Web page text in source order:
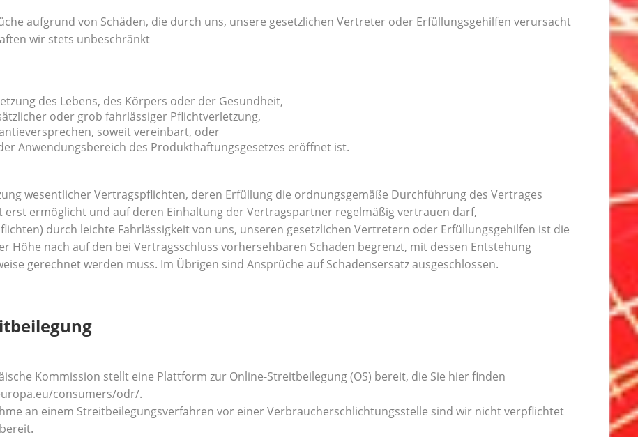
aufgrund von Schäden, die durch uns, unsere gesetzlichen Vertreter oder Erfüllungsgehilfen verursacht
wir stets unbeschränkt
des Lebens, des Körpers oder der Gesundheit,
oder grob fahrlässiger Pflichtverletzung,
soweit vereinbart, oder
Anwendungsbereich des Produkthaftungsgesetzes eröffnet ist.
wesentlicher Vertragspflichten, deren Erfüllung die ordnungsgemäße Durchführung des Vertrages
erst ermöglicht und auf deren Einhaltung der Vertragspartner regelmäßig vertrauen darf,
durch leichte Fahrlässigkeit von uns, unseren gesetzlichen Vertretern oder Erfüllungsgehilfen ist die
Höhe nach auf den bei Vertragsschluss vorhersehbaren Schaden begrenzt, mit dessen Entstehung
gerechnet werden muss. Im Übrigen sind Ansprüche auf Schadensersatz ausgeschlossen.
Kommission stellt eine Plattform zur Online-Streitbeilegung (OS) bereit, die Sie hier finden
consumers/odr/.
an einem Streitbeilegungsverfahren vor einer Verbraucherschlichtungsstelle sind wir nicht verpflichtet